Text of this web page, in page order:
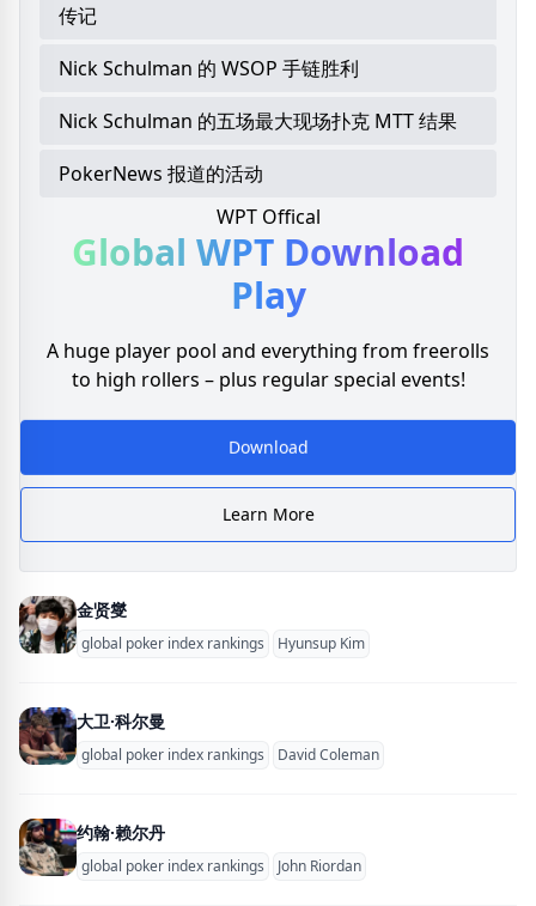
传记
Nick Schulman 的 WSOP 手链胜利
Nick Schulman 的五场最大现场扑克 MTT 结果
PokerNews 报道的活动
WPT Offical
Global WPT Download
Play
A huge player pool and everything from freerolls
to high rollers – plus regular special events!
Download
Learn More
金贤燮
global poker index rankings Hyunsup Kim
大卫·科尔曼
global poker index rankings David Coleman
约翰·赖尔丹
global poker index rankings John Riordan